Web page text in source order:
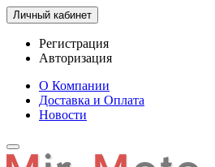
Личный кабинет
Регистрация
Авторизация
О Компании
Доставка и Оплата
Новости